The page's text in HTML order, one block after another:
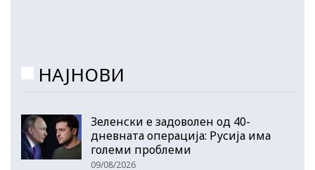
НАЈНОВИ
Зеленски е задоволен од 40-
дневната операција: Русија има
големи проблеми
09/08/2026